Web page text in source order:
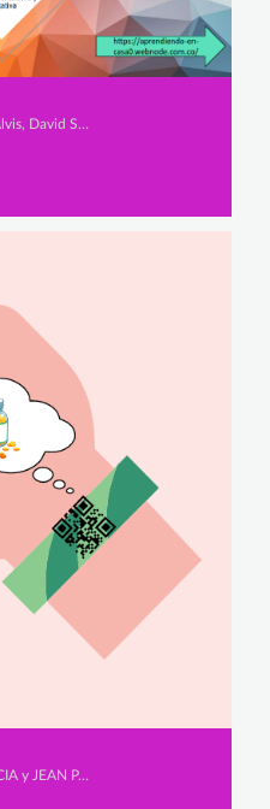
Secundaria, Karoll Vanessa Parra Alvis, David Santiago Zartha Gaitán y Jhojan Andrey Peña Paez
Secundaria, JUAN PABLO VALENCIA y JEAN PABLO MATALLANA